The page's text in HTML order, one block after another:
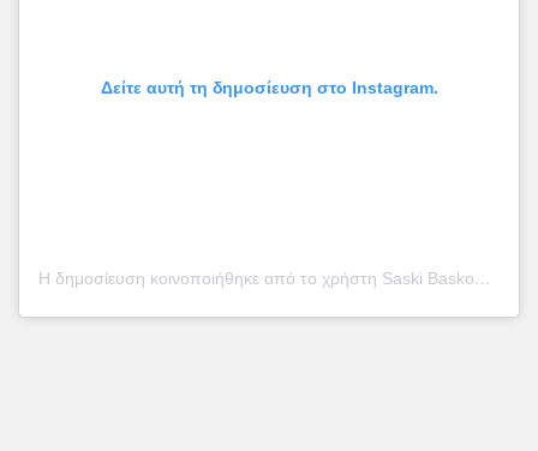
Δείτε αυτή τη δημοσίευση στο Instagram.
Η δημοσίευση κοινοποιήθηκε από το χρήστη Saski Baskonia (@baskonia1959)